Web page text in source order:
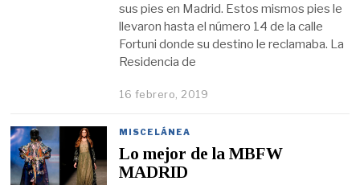
sus pies en Madrid. Estos mismos pies le
llevaron hasta el número 14 de la calle
Fortuni donde su destino le reclamaba. La
Residencia de
16 febrero, 2019
MISCELÁNEA
Lo mejor de la MBFW
MADRID